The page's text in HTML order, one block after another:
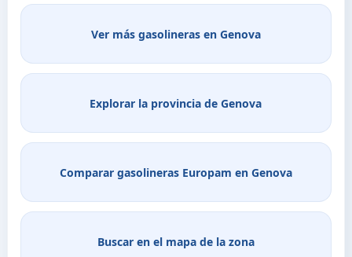
Ver más gasolineras en Genova
Explorar la provincia de Genova
Comparar gasolineras Europam en Genova
Buscar en el mapa de la zona